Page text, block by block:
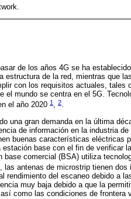
de los años 4G se ha
estructura de la red, mientras que
con los requisitos actuales, tales
mundo se centra en el 5G.
el año 2020 1 , 2.
una gran demanda en la última
de información en la industria de
buenas características eléctricas
base con el fin de verificar
comercial (BSA) utiliza
las antenas de microstrip tienen dos
rendimiento del escaneo debido a
muy baja debido a que la
como las condiciones de frontera